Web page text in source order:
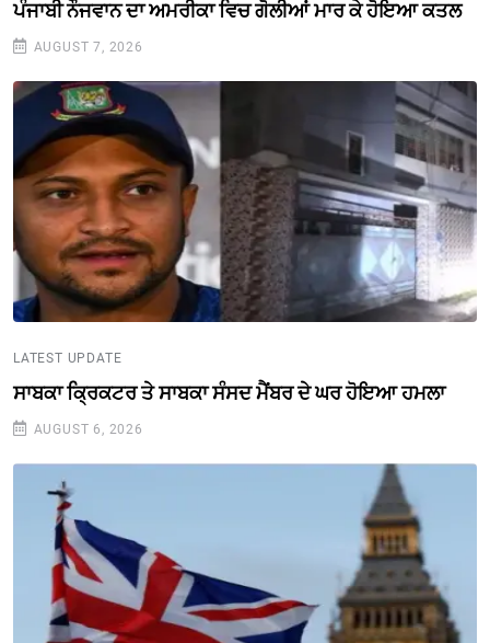
ਪੰਜਾਬੀ ਨੌਜਵਾਨ ਦਾ ਅਮਰੀਕਾ ਵਿਚ ਗੋਲੀਆਂ ਮਾਰ ਕੇ ਹੋਇਆ ਕਤਲ
AUGUST 7, 2026
LATEST UPDATE
ਸਾਬਕਾ ਕ੍ਰਿਕਟਰ ਤੇ ਸਾਬਕਾ ਸੰਸਦ ਮੈਂਬਰ ਦੇ ਘਰ ਹੋਇਆ ਹਮਲਾ
AUGUST 6, 2026